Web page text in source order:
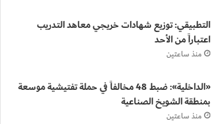
التطبيقي: توزيع شهادات خريجي معاهد التدريب
اعتباراً من الأحد
منذ ساعتين
«الداخلية»: ضبط 48 مخالفاً في حملة تفتيشية موسعة
بمنطقة الشويخ الصناعية
منذ ساعتين